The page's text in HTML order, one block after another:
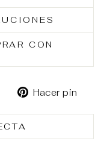
CON
Tuitear
X
Hacer pin